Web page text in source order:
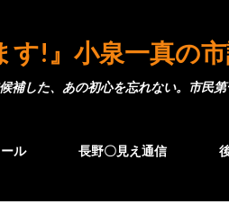
す!』小泉一真の
補した、あの初心を忘れない。市民
ル 長野〇見え通信